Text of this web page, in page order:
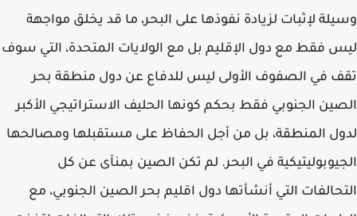
وسيلة لإثبات لزيادة نفوذها على البحر، ما قد يخلق مواجهة
ليس فقط مع دول الإقليم بل مع الولايات المتحدة، التي سوف
تقف في الصفوف الأولى ليس للدفاع عن دول منطقة بحر
الصين الجنوبي فقط بحكم كونها الحليف الاستراتيجي الأكبر
لدول المنطقة، بل من أجل الحفاظ على مستقبلها ومصالحها
الجيوبوليتيكية في البحر. لم تكن الصين بمنآى عن كل
التحالفات التي أنشأتها دول اقليم بحر الصين الجنوبي، مع